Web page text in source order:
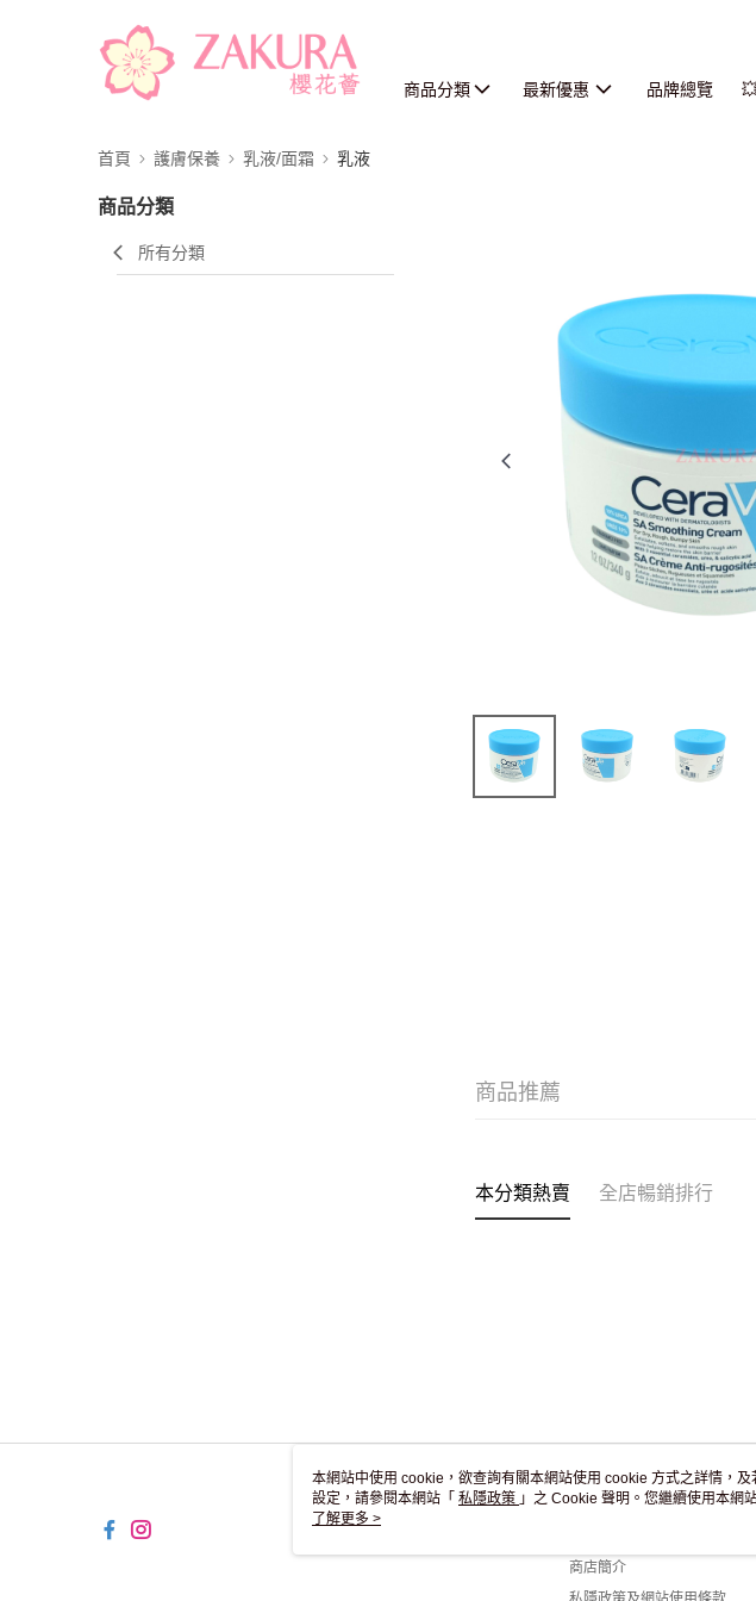
商品分類 最新優惠 品牌總覽
首頁 護膚保養 乳液/面霜 乳液
商品分類
所有分類
商品推薦
本分類熱賣 全店暢銷排行
關於我們
商店簡介
本網站中使用 cookie，欲查詢有關本網站使用 cookie 方式之詳情，
設定，請參閱本網站「 私隱政策 」之 Cookie 聲明。您繼續使用本網
用 cookie。
了解更多 >